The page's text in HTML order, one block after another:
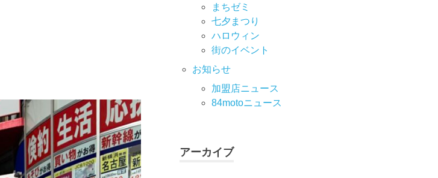
まちゼミ
七⼣まつり
ハロウィン
街のイベント
お知らせ
加盟店ニュース
84motoニュース
アーカイブ